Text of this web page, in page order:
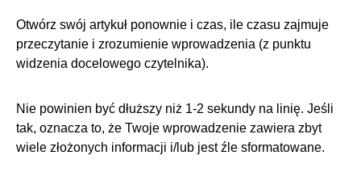
Otwórz swój artykuł ponownie i czas, ile czasu zajmuje
przeczytanie i zrozumienie wprowadzenia (z punktu
widzenia docelowego czytelnika).
Nie powinien być dłuższy niż 1-2 sekundy na linię. Jeśli
tak, oznacza to, że Twoje wprowadzenie zawiera zbyt
wiele złożonych informacji i/lub jest źle sformatowane.